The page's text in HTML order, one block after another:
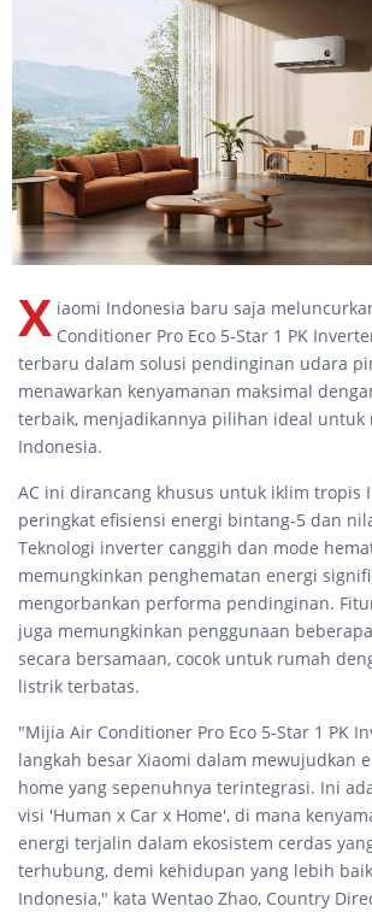
X iaomi Indonesia baru saja
Conditioner Pro Eco 5-Star 1 PK
terbaru dalam solusi pendinginan udara
menawarkan kenyamanan maksimal
terbaik, menjadikannya pilihan ideal
Indonesia.
AC ini dirancang khusus untuk iklim tropis
peringkat efisiensi energi bintang-5 dan
Teknologi inverter canggih dan mode
memungkinkan penghematan energi
mengorbankan performa pendinginan.
juga memungkinkan penggunaan
secara bersamaan, cocok untuk rumah
listrik terbatas.
"Mijia Air Conditioner Pro Eco 5-Star 1 PK
langkah besar Xiaomi dalam mewujudkan
home yang sepenuhnya terintegrasi. Ini
visi 'Human x Car x Home', di mana
energi terjalin dalam ekosistem cerdas
terhubung, demi kehidupan yang lebih
Indonesia," kata Wentao Zhao, Country